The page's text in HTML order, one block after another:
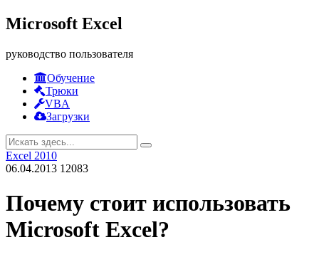
Microsoft Excel
руководство пользователя
Обучение
Трюки
VBA
Загрузки
Excel 2010
06.04.2013 12083
Почему стоит использовать
Microsoft Excel?